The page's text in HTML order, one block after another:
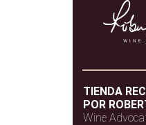
TIENDA
POR
Wine